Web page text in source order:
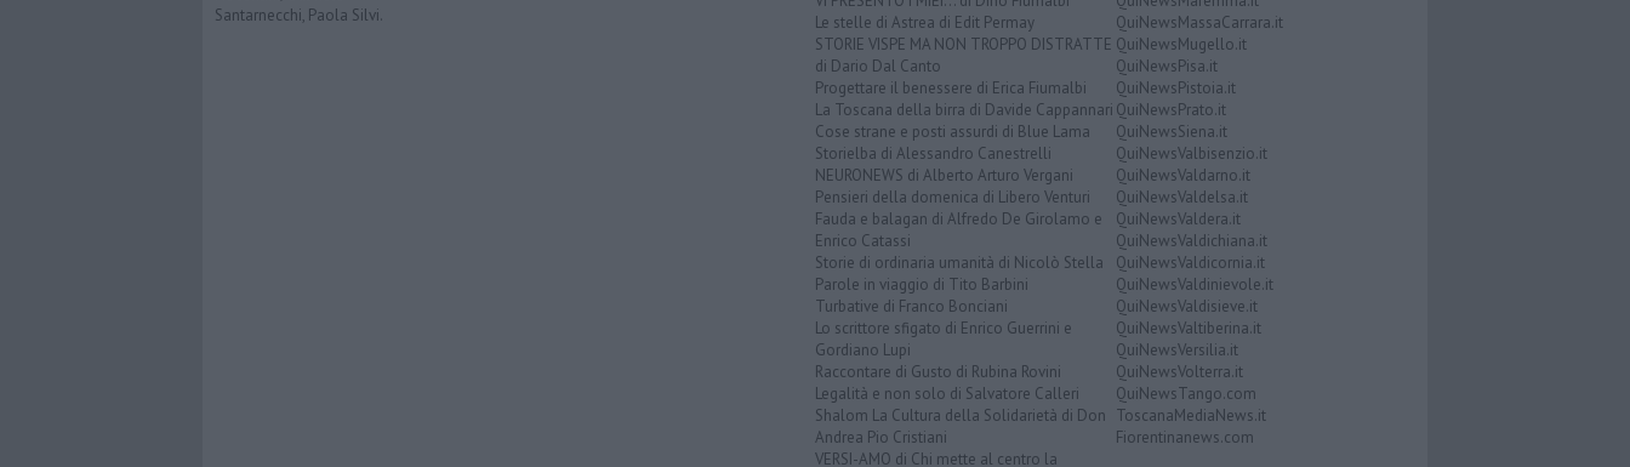
Santarnecchi, Paola Silvi.
Le stelle di Astrea di Edit Permay
STORIE VISPE MA NON TROPPO DISTRATTE
di Dario Dal Canto
Progettare il benessere di Erica Fiumalbi
La Toscana della birra di Davide Cappannari
Cose strane e posti assurdi di Blue Lama
Storielba di Alessandro Canestrelli
NEURONEWS di Alberto Arturo Vergani
Pensieri della domenica di Libero Venturi
Fauda e balagan di Alfredo De Girolamo e
Enrico Catassi
Storie di ordinaria umanità di Nicolò Stella
Parole in viaggio di Tito Barbini
Turbative di Franco Bonciani
Lo scrittore sfigato di Enrico Guerrini e
Gordiano Lupi
Raccontare di Gusto di Rubina Rovini
Legalità e non solo di Salvatore Calleri
Shalom La Cultura della Solidarietà di Don
Andrea Pio Cristiani
VERSI-AMO di Chi mette al centro la
QuiNewsMassaCarrara.it
QuiNewsMugello.it
QuiNewsPisa.it
QuiNewsPistoia.it
QuiNewsPrato.it
QuiNewsSiena.it
QuiNewsValbisenzio.it
QuiNewsValdarno.it
QuiNewsValdelsa.it
QuiNewsValdera.it
QuiNewsValdichiana.it
QuiNewsValdicornia.it
QuiNewsValdinievole.it
QuiNewsValdisieve.it
QuiNewsValtiberina.it
QuiNewsVersilia.it
QuiNewsVolterra.it
QuiNewsTango.com
ToscanaMediaNews.it
Fiorentinanews.com